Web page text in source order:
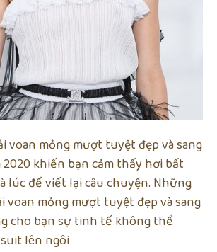
voan mỏng mượt tuyệt đẹp và sang
khiến bạn cảm thấy hơi bất
lúc để viết lại câu chuyện. Những
voan mỏng mượt tuyệt đẹp và sang
cho bạn sự tinh tế không thể
lên ngôi